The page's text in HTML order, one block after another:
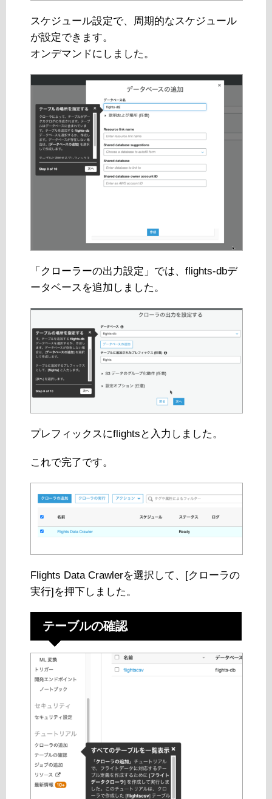
スケジュール設定で、周期的なスケジュール
が設定できます。
オンデマンドにしました。
「クローラーの出力設定」では、flights-dbデ
ータベースを追加しました。
プレフィックスにflightsと入力しました。
これで完了です。
Flights Data Crawlerを選択して、[クローラの
実行]を押下しました。
テーブルの確認